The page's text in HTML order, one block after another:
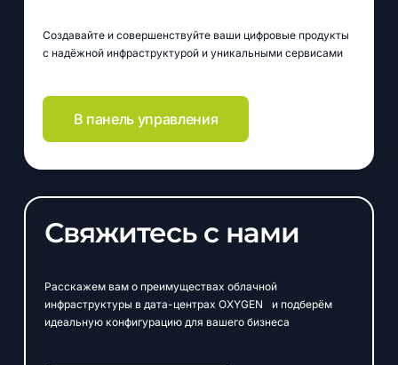
Создавайте и совершенствуйте ваши цифровые продукты
с надёжной инфраструктурой и уникальными сервисами
В панель управления
Свяжитесь с нами
Расскажем вам о преимуществах облачной
инфраструктуры в дата-центрах OXYGEN и подберём
идеальную конфигурацию для вашего бизнеса